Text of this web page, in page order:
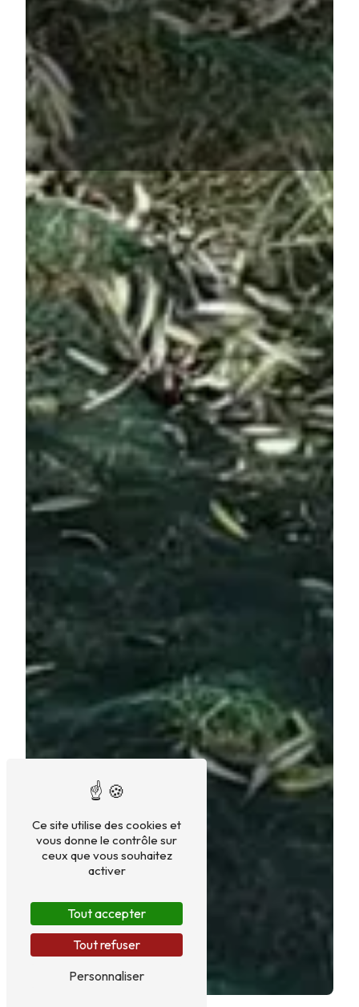
Ce site utilise des cookies et
vous donne le contrôle sur
ceux que vous souhaitez
activer
Tout accepter
Tout refuser
Personnaliser